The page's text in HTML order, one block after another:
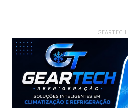
- GEARTECH